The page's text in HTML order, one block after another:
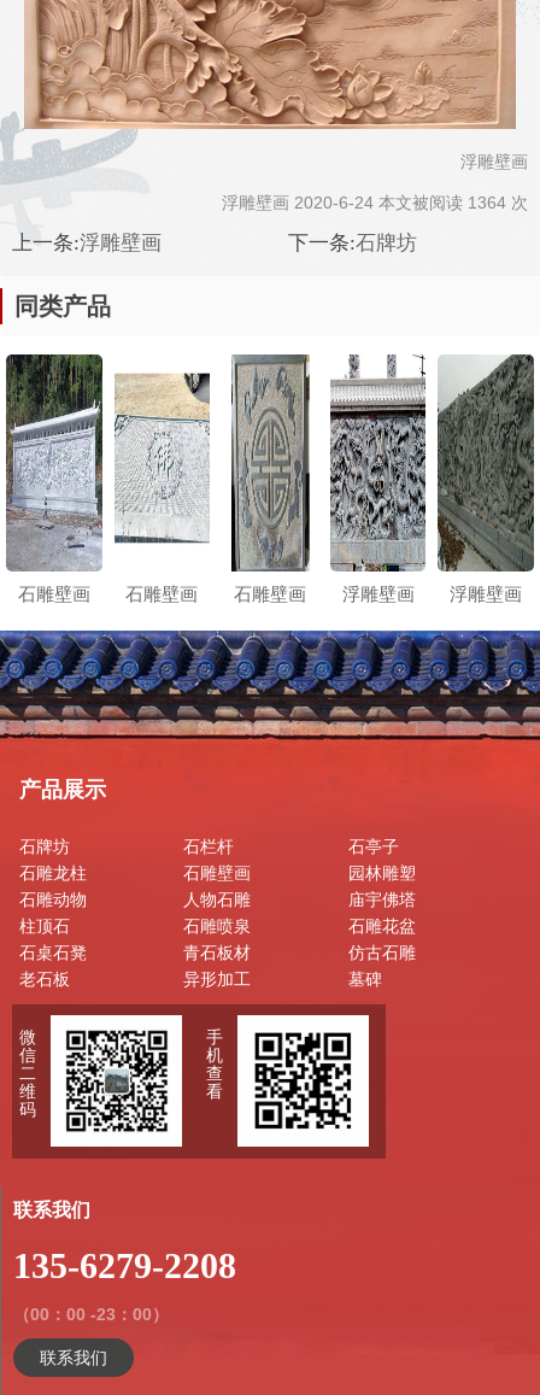
浮雕壁画
浮雕壁画 2020-6-24 本文被阅读 1364 次
上一条:浮雕壁画 下一条:石牌坊
同类产品
石雕壁画 石雕壁画 石雕壁画 浮雕壁画 浮雕壁画
产品展示
石牌坊 石栏杆
石亭子
石雕龙柱
石雕壁画
园林雕塑
石雕动物
人物石雕
庙宇佛塔
柱顶石
石雕喷泉
石雕花盆
石桌石凳
青石板材
仿古石雕
老石板
异形加工 墓碑
微
信
二
维
码
手
机
查
看
联系我们
135-6279-2208
（00：00 -23：00）
联系我们